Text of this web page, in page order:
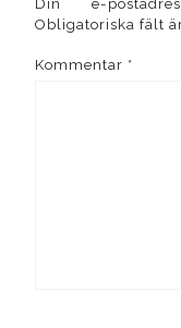
Din e-
Obligatoriska fält
Kommentar *